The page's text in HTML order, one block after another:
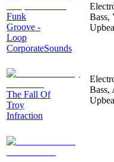
Funk
Groove -
Loop
CorporateSounds
Bass,
The Fall Of
Troy
Infraction
Bass,